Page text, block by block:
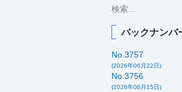
バックナンバ
No.3757
(2026年06月22日)
No.3756
(2026年06月15日)